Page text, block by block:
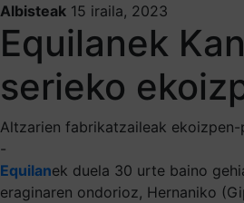
Albisteak 15 iraila, 2023
Equilanek
serieko
Altzarien fabrikatzaileak
-
Equilanek duela 30 urte baino
eraginaren ondorioz, Hernaniko